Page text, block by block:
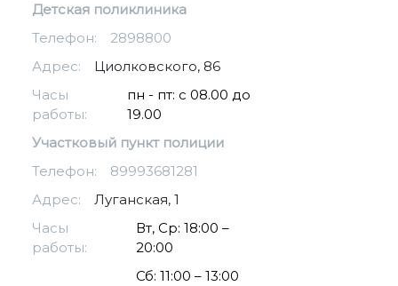
Детская поликлиника
Телефон:
2898800
Адрес:
Циолковского, 86
Часы
работы:
пн - пт: с 08.00 до
19.00
Участковый пункт полиции
Телефон:
89993681281
Адрес:
Луганская, 1
Часы
работы:
Вт, Ср: 18:00 –
20:00
Сб: 11:00 – 13:00